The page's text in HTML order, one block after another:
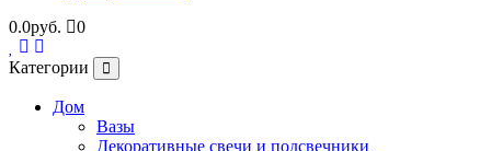
0.0руб.
0
Категории
Дом
Вазы
Декоративные свечи и подсвечники